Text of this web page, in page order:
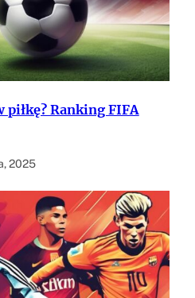
piłkę? Ranking FIFA
2025